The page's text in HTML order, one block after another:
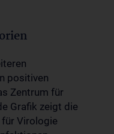
positiven
Zentrum für
Grafik zeigt die
Virologie